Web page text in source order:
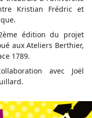
Kristian Frédric et
édition du projet
aux Ateliers Berthier,
1789.
avec Joël